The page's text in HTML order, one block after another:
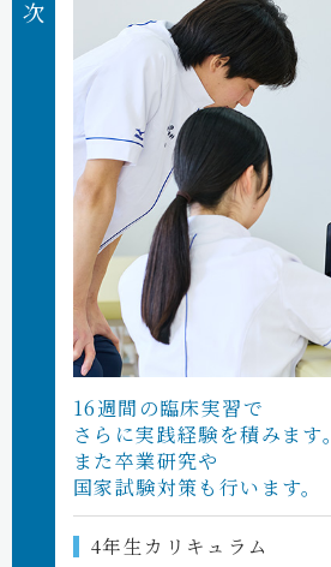
16週間の臨床実習で
さらに実践経験を積みます。
また卒業研究や
国家試験対策も行います。
4年生カリキュラム